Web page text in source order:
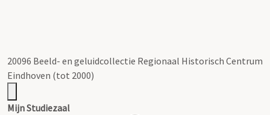
20096 Beeld- en geluidcollectie Regionaal Historisch Centrum
Eindhoven (tot 2000)
Mijn Studiezaal